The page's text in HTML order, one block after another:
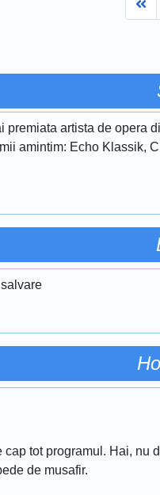
premiata artista de opera
amintim: Echo Klassik,
tot programul. Hai,
de musafir.